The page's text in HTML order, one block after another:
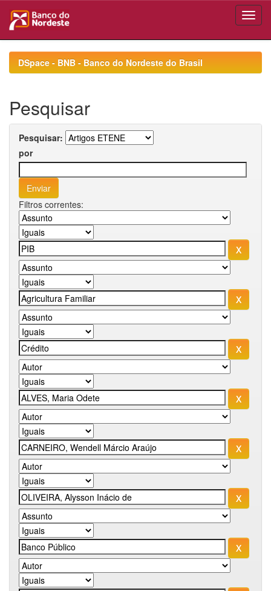
navigationDSpace - BNB - Banco do Nordeste do Brasil
Pesquisar
Pesquisar:
por
Filtros correntes: